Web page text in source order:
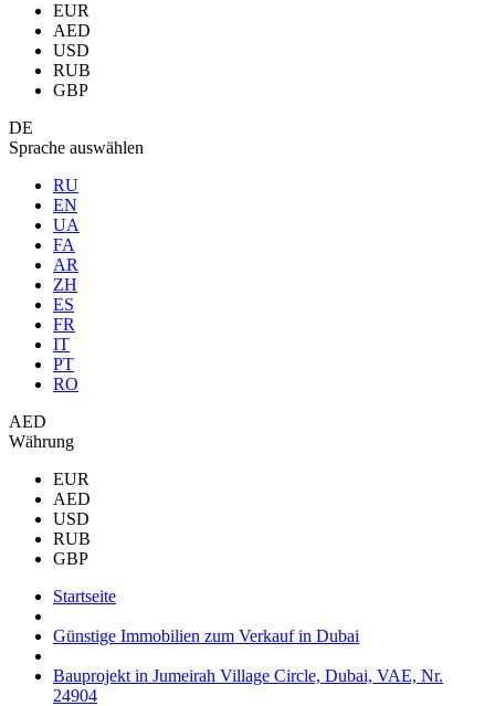
EUR
AED
USD
RUB
GBP
DE
Sprache auswählen
RU
EN
UA
FA
AR
ZH
ES
FR
IT
PT
RO
AED
Währung
EUR
AED
USD
RUB
GBP
Startseite
Günstige Immobilien zum Verkauf in Dubai
Bauprojekt in Jumeirah Village Circle, Dubai, VAE, Nr.
24904